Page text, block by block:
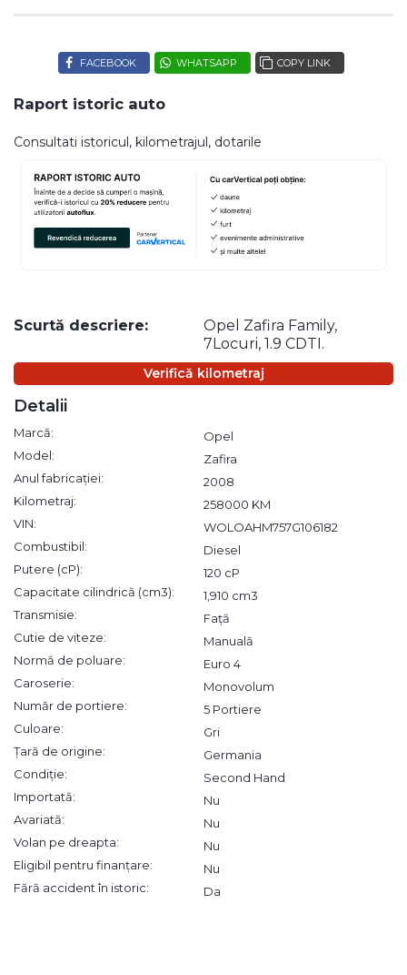
FACEBOOK WHATSAPP COPY LINK
Raport istoric auto
Consultati istoricul, kilometrajul, dotarile
Scurtă descriere:
Opel Zafira Family,
7Locuri, 1.9 CDTI.
Verifică kilometraj
Detalii
Marcă:
Opel
Model:
Zafira
Anul fabricației:
2008
Kilometraj:
258000 KM
VIN:
WOLOAHM757G106182
Combustibil:
Diesel
Putere (cP):
120 cP
Capacitate cilindrică (cm3):
1,910 cm3
Transmisie:
Față
Cutie de viteze:
Manuală
Normă de poluare:
Euro 4
Caroserie:
Monovolum
Număr de portiere:
5 Portiere
Culoare:
Gri
Țară de origine:
Germania
Condiție:
Second Hand
Importată:
Nu
Avariată:
Nu
Volan pe dreapta:
Nu
Eligibil pentru finanțare:
Nu
Fără accident în istoric:
Da